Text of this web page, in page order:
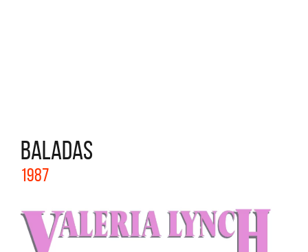
BALADAS
1987